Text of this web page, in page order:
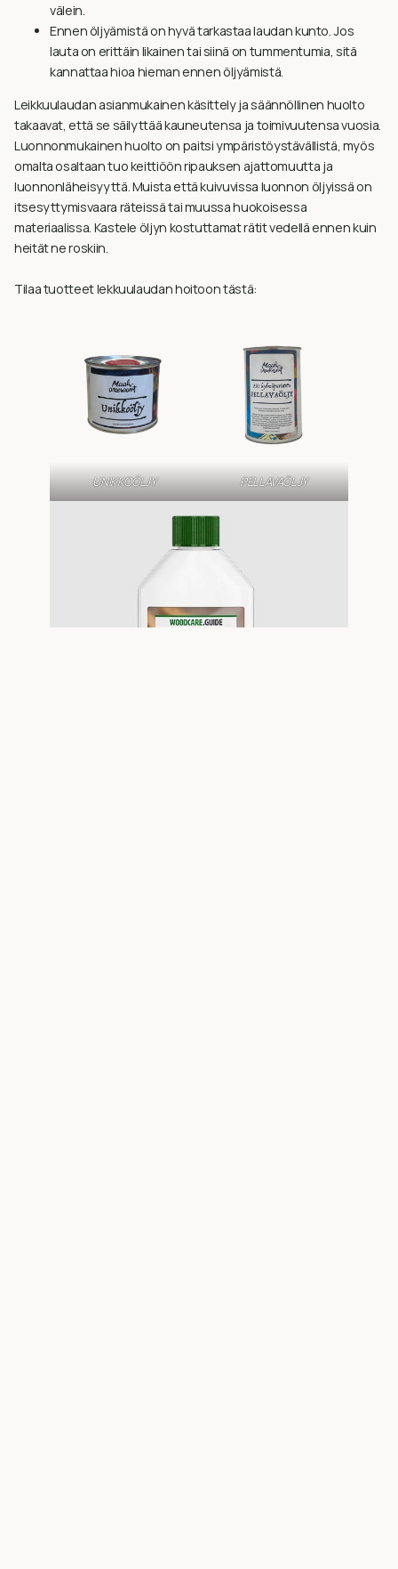
välein.
Ennen öljyämistä on hyvä tarkastaa laudan kunto. Jos
lauta on erittäin likainen tai siinä on tummentumia, sitä
kannattaa hioa hieman ennen öljyämistä.
Leikkuulaudan asianmukainen käsittely ja säännöllinen huolto
takaavat, että se säilyttää kauneutensa ja toimivuutensa vuosia.
Luonnonmukainen huolto on paitsi ympäristöystävällistä, myös
omalta osaltaan tuo keittiöön ripauksen ajattomuutta ja
luonnonläheisyyttä. Muista että kuivuvissa luonnon öljyissä on
itsesyttymisvaara räteissä tai muussa huokoisessa
materiaalissa. Kastele öljyn kostuttamat rätit vedellä ennen kuin
heität ne roskiin.
Tilaa tuotteet lekkuulaudan hoitoon tästä:
UNIKKOÖLJY PELLAVAÖLJY